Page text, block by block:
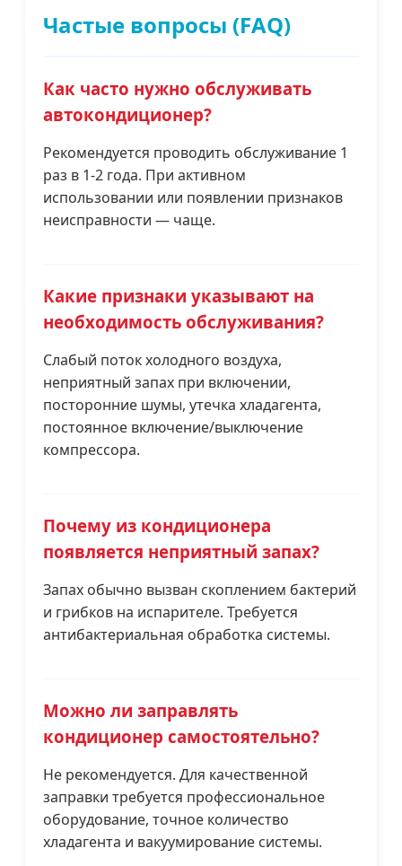
Частые вопросы (FAQ)
Как часто нужно обслуживать
автокондиционер?
Рекомендуется проводить обслуживание 1
раз в 1-2 года. При активном
использовании или появлении признаков
неисправности — чаще.
Какие признаки указывают на
необходимость обслуживания?
Слабый поток холодного воздуха,
неприятный запах при включении,
посторонние шумы, утечка хладагента,
постоянное включение/выключение
компрессора.
Почему из кондиционера
появляется неприятный запах?
Запах обычно вызван скоплением бактерий
и грибков на испарителе. Требуется
антибактериальная обработка системы.
Можно ли заправлять
кондиционер самостоятельно?
Не рекомендуется. Для качественной
заправки требуется профессиональное
оборудование, точное количество
хладагента и вакуумирование системы.